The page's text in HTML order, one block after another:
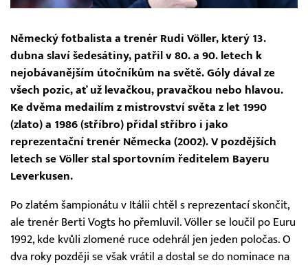
Německý fotbalista a trenér Rudi Völler, který 13.
dubna slaví šedesátiny, patřil v 80. a 90. letech k
nejobávanějším útočníkům na světě. Góly dával ze
všech pozic, ať už levačkou, pravačkou nebo hlavou.
Ke dvěma medailím z mistrovství světa z let 1990
(zlato) a 1986 (stříbro) přidal stříbro i jako
reprezentační trenér Německa (2002). V pozdějších
letech se Völler stal sportovním ředitelem Bayeru
Leverkusen.
Po zlatém šampionátu v Itálii chtěl s reprezentací skončit,
ale trenér Berti Vogts ho přemluvil. Völler se loučil po Euru
1992, kde kvůli zlomené ruce odehrál jen jeden poločas. O
dva roky později se však vrátil a dostal se do nominace na